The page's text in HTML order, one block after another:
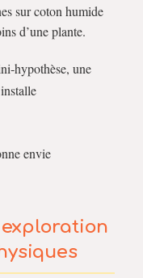
sur coton humide
d’une plante.
une
envie